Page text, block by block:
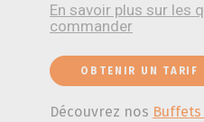
En savoir plus sur les
commander
OBTENIR UN TARIF
Découvrez nos